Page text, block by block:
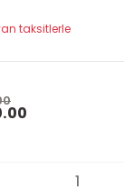
taksitlerle